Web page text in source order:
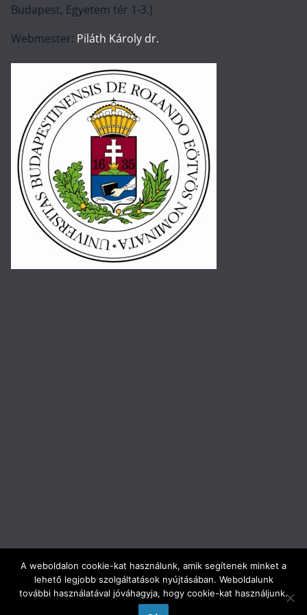
Budapest, Egyetem tér 1-3.)
Webmester: Piláth Károly dr.
Copyright © 2026ELTE Trefort Ágoston Gyakorló Gimnázium
All rights reserved.
A weboldalon cookie-kat használunk, amik segítenek minket a
lehető legjobb szolgáltatások nyújtásában. Weboldalunk
további használatával jóváhagyja, hogy cookie-kat használjunk.